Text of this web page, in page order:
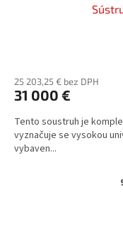
25 203,25 € bez DPH
31 000 €
Tento soustruh je
vyznačuje se vysokou
vybaven...